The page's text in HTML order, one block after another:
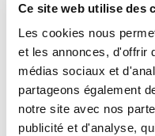
Ce site web utilise des
Les cookies nous
et les annonces, d'offrir
médias sociaux et
partageons également
notre site avec nos
publicité et d'analyse,
Luxembourg sur
d’une
les entreprises,
services
dispensant une
matériel ;
les prestataires
part du ministère